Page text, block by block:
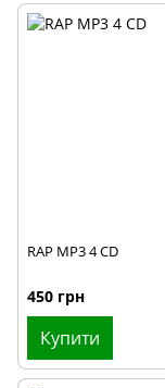
RAP MP3 4 CD
450 грн
Купити